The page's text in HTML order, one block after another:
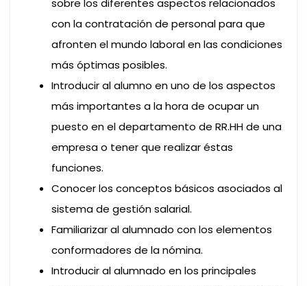
con la contratación de personal para que
afronten el mundo laboral en las condiciones
más óptimas posibles.
Introducir al alumno en uno de los aspectos
más importantes a la hora de ocupar un
puesto en el departamento de RR.HH de una
empresa o tener que realizar éstas
funciones.
Conocer los conceptos básicos asociados al
sistema de gestión salarial.
Familiarizar al alumnado con los elementos
conformadores de la nómina.
Introducir al alumnado en los principales